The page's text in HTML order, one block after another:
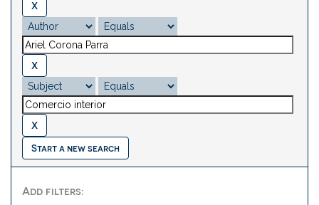
Start a new search
Add filters: